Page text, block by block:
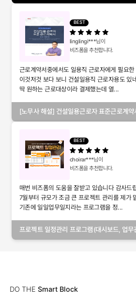
BEST
linglingi***님이
비즈폼을 추천합니다.
근로계약서중에서도 일용직 근로자에게 필요
이것저것 보다 보니 건설일용직 근로자용도 있
딱 원하는 근로대상이라 결제했는데 열...
[노무사 해설] 건설일용근로자 표준근로계약
BEST
choirar***님이
비즈폼을 추천합니다.
매번 비즈폼의 도움을 잘받고 있습니다 감사드
7월부터 규모가 조금 큰 프로젝트 관리를 제가
기존에 일일업무일지라는 프로그램을 정...
프로젝트 일정관리 프로그램(대시보드, 업무
DO THE Smart Block